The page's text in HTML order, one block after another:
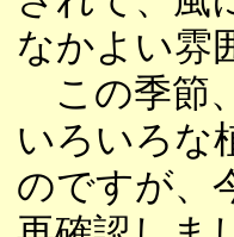
なかよい雰
この季節
いろいろな
のですが、